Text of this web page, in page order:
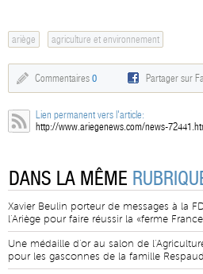
ariège agriculture et environnement
Commentaires 0 Partager sur
Lien permanent vers l'article:
http://www.ariegenews.com/news-
DANS LA MÊME
Xavier Beulin porteur de messages à la
l'Ariège pour faire réussir la «ferme
Une médaille d'or au salon de
pour les gasconnes de la famille Respaud